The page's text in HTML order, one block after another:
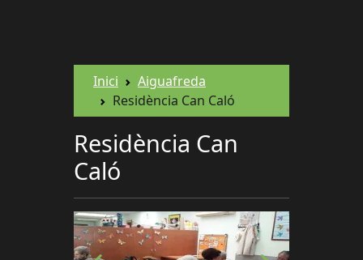
Inici
Aiguafreda
Residència Can Caló
Residència Can
Caló